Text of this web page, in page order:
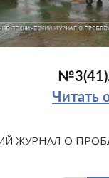
Читать
ЖУРНАЛ О